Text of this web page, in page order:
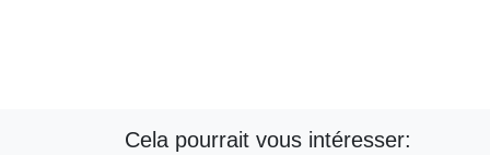
Cela pourrait vous intéresser: